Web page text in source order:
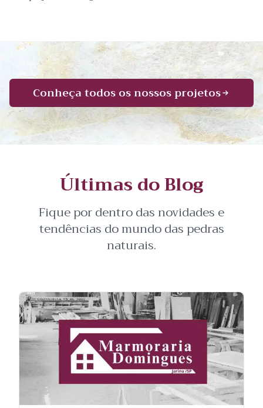
Conheça todos os nossos projetos
Últimas do Blog
Fique por dentro das novidades e
tendências do mundo das pedras
naturais.